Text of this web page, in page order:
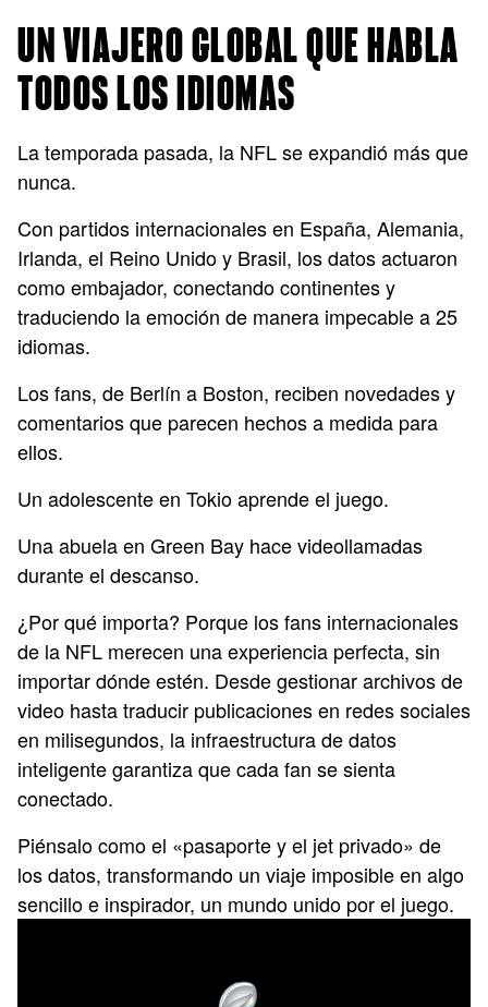
UN VIAJERO GLOBAL QUE HABLA
TODOS LOS IDIOMAS
La temporada pasada, la NFL se expandió más que
nunca.
Con partidos internacionales en España, Alemania,
Irlanda, el Reino Unido y Brasil, los datos actuaron
como embajador, conectando continentes y
traduciendo la emoción de manera impecable a 25
idiomas.
Los fans, de Berlín a Boston, reciben novedades y
comentarios que parecen hechos a medida para
ellos.
Un adolescente en Tokio aprende el juego.
Una abuela en Green Bay hace videollamadas
durante el descanso.
¿Por qué importa? Porque los fans internacionales
de la NFL merecen una experiencia perfecta, sin
importar dónde estén. Desde gestionar archivos de
video hasta traducir publicaciones en redes sociales
en milisegundos, la infraestructura de datos
inteligente garantiza que cada fan se sienta
conectado.
Piénsalo como el «pasaporte y el jet privado» de
los datos, transformando un viaje imposible en algo
sencillo e inspirador, un mundo unido por el juego.